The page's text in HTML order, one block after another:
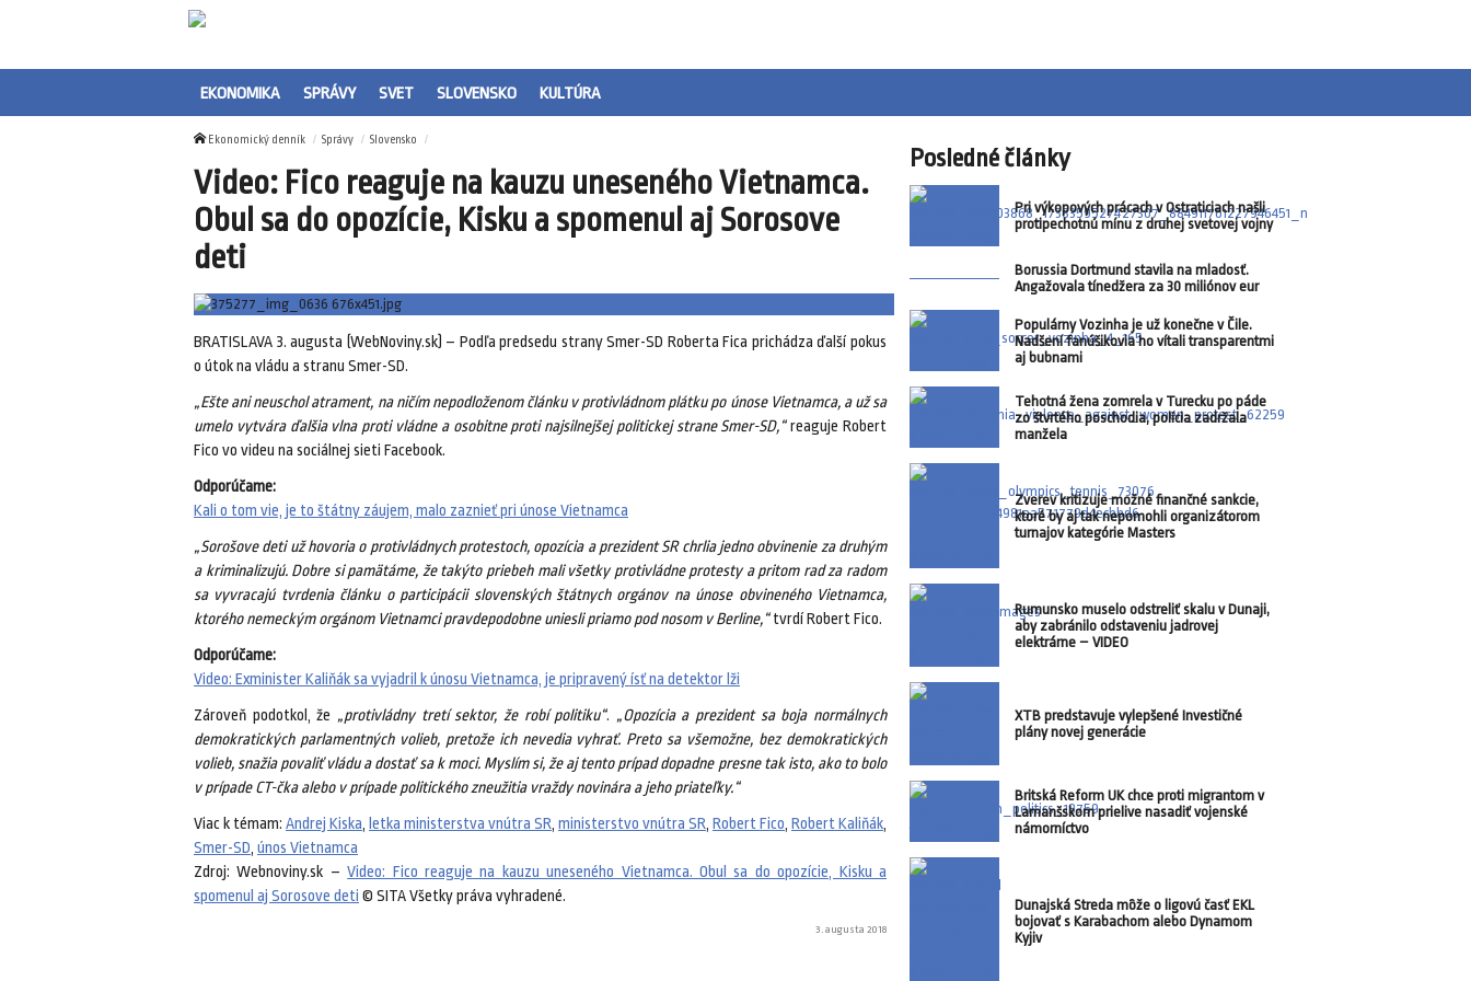
EKONOMIKA SPRÁVY SVET SLOVENSKO KULTÚRA
Ekonomický denník Správy Slovensko
Video: Fico reaguje na kauzu uneseného Vietnamca.
Obul sa do opozície, Kisku a spomenul aj Sorosove
deti
BRATISLAVA 3. augusta (WebNoviny.sk) – Podľa predsedu strany Smer-SD Roberta Fica prichádza ďalší pokus
o útok na vládu a stranu Smer-SD.
„Ešte ani neuschol atrament, na ničím nepodloženom článku v protivládnom plátku po únose Vietnamca, a už sa
umelo vytvára ďalšia vlna proti vládne a osobitne proti najsilnejšej politickej strane Smer-SD,“reaguje Robert
Fico vo videu na sociálnej sieti Facebook.
Odporúčame:
Kali o tom vie, je to štátny záujem, malo zaznieť pri únose Vietnamca
„Sorošove deti už hovoria o protivládnych protestoch, opozícia a prezident SR chrlia jedno obvinenie za druhým
a kriminalizujú. Dobre si pamätáme, že takýto priebeh mali všetky protivládne protesty a pritom rad za radom
sa vyvracajú tvrdenia článku o participácii slovenských štátnych orgánov na únose obvineného Vietnamca,
ktorého nemeckým orgánom Vietnamci pravdepodobne uniesli priamo pod nosom v Berline,“tvrdí Robert Fico.
Odporúčame:
Video: Exminister Kaliňák sa vyjadril k únosu Vietnamca, je pripravený ísť na detektor lži
Zároveň podotkol, že „protivládny tretí sektor, že robí politiku“. „Opozícia a prezident sa boja normálnych
demokratických parlamentných volieb, pretože ich nevedia vyhrať. Preto sa všemožne, bez demokratických
volieb, snažia povaliť vládu a dostať sa k moci. Myslím si, že aj tento prípad dopadne presne tak isto, ako to bolo
v prípade CT-čka alebo v prípade politického zneužitia vraždy novinára a jeho priateľky.“
Viac k témam: Andrej Kiska, letka ministerstva vnútra SR, ministerstvo vnútra SR, Robert Fico, Robert Kaliňák,
Smer-SD, únos Vietnamca
Zdroj: Webnoviny.sk –Video: Fico reaguje na kauzu uneseného Vietnamca. Obul sa do opozície, Kisku a
spomenul aj Sorosove deti © SITA Všetky práva vyhradené.
3. augusta 2018
Posledné články
Pri výkopových prácach v Ostraticiach našli
protipechotnú mínu z druhej svetovej vojny
Borussia Dortmund stavila na mladosť.
Angažovala tínedžera za 30 miliónov eur
Populárny Vozinha je už konečne v Čile.
Nadšení fanúšikovia ho vítali transparentmi
aj bubnami
Tehotná žena zomrela v Turecku po páde
zo štvrtého poschodia, polícia zadržala
manžela
Zverev kritizuje možné finančné sankcie,
ktoré by aj tak nepomohli organizátorom
turnajov kategórie Masters
Rumunsko muselo odstreliť skalu v Dunaji,
aby zabránilo odstaveniu jadrovej
elektrárne – VIDEO
XTB predstavuje vylepšené Investičné
plány novej generácie
Britská Reform UK chce proti migrantom v
Lamanšskom prielive nasadiť vojenské
námorníctvo
Dunajská Streda môže o ligovú časť EKL
bojovať s Karabachom alebo Dynamom
Kyjiv